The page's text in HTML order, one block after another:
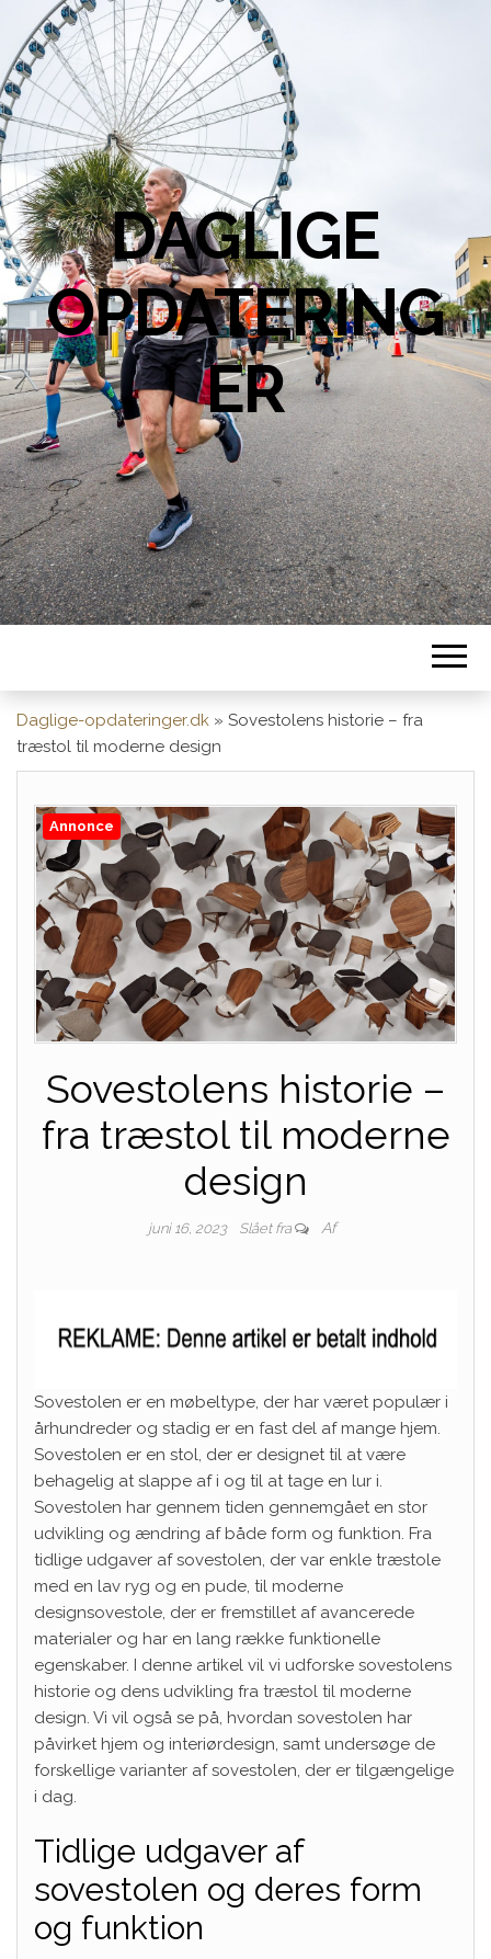
DAGLIGE
OPDATERING
ER
Daglige-opdateringer.dk » Sovestolens historie – fra
træstol til moderne design
Annonce
Sovestolens historie –
fra træstol til moderne
design
juni 16, 2023 Slået fra Af
Sovestolen er en møbeltype, der har været populær i
århundreder og stadig er en fast del af mange hjem.
Sovestolen er en stol, der er designet til at være
behagelig at slappe af i og til at tage en lur i.
Sovestolen har gennem tiden gennemgået en stor
udvikling og ændring af både form og funktion. Fra
tidlige udgaver af sovestolen, der var enkle træstole
med en lav ryg og en pude, til moderne
designsovestole, der er fremstillet af avancerede
materialer og har en lang række funktionelle
egenskaber. I denne artikel vil vi udforske sovestolens
historie og dens udvikling fra træstol til moderne
design. Vi vil også se på, hvordan sovestolen har
påvirket hjem og interiørdesign, samt undersøge de
forskellige varianter af sovestolen, der er tilgængelige
i dag.
Tidlige udgaver af
sovestolen og deres form
og funktion